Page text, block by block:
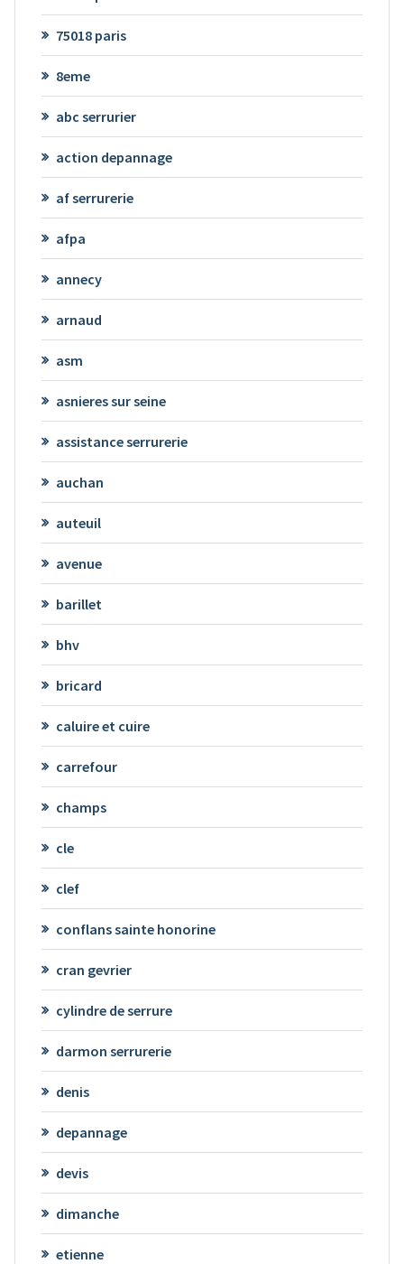
75018 paris
8eme
abc serrurier
action depannage
af serrurerie
afpa
annecy
arnaud
asm
asnieres sur seine
assistance serrurerie
auchan
auteuil
avenue
barillet
bhv
bricard
caluire et cuire
carrefour
champs
cle
clef
conflans sainte honorine
cran gevrier
cylindre de serrure
darmon serrurerie
denis
depannage
devis
dimanche
etienne